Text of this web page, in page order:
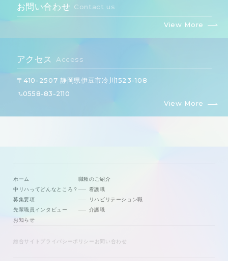
Contact us
お問い合わせ
View More
Access
アクセス
〒410-2507 静岡県伊豆市冷川1523-108
0558-83-2110
View More
ホーム
中リハってどんなところ？
募集要項
先輩職員インタビュー
お知らせ
職種のご紹介
看護職
リハビリテーション職
介護職
総合サイト プライバシーポリシー お問い合わせ